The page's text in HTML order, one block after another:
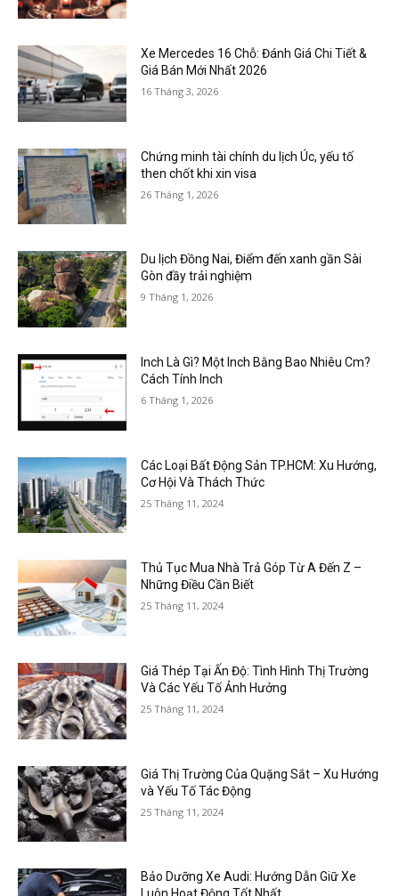
Xe Mercedes 16 Chỗ: Đánh Giá Chi Tiết &
Giá Bán Mới Nhất 2026
16 Tháng 3, 2026
Chứng minh tài chính du lịch Úc, yếu tố
then chốt khi xin visa
26 Tháng 1, 2026
Du lịch Đồng Nai, Điểm đến xanh gần Sài
Gòn đầy trải nghiệm
9 Tháng 1, 2026
Inch Là Gì? Một Inch Bằng Bao Nhiêu Cm?
Cách Tính Inch
6 Tháng 1, 2026
Các Loại Bất Động Sản TP.HCM: Xu Hướng,
Cơ Hội Và Thách Thức
25 Tháng 11, 2024
Thủ Tục Mua Nhà Trả Góp Từ A Đến Z –
Những Điều Cần Biết
25 Tháng 11, 2024
Giá Thép Tại Ấn Độ: Tình Hình Thị Trường
Và Các Yếu Tố Ảnh Hưởng
25 Tháng 11, 2024
Giá Thị Trường Của Quặng Sắt – Xu Hướng
và Yếu Tố Tác Động
25 Tháng 11, 2024
Bảo Dưỡng Xe Audi: Hướng Dẫn Giữ Xe